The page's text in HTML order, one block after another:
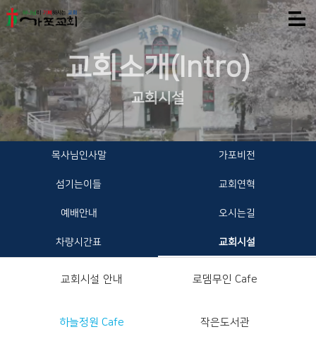
교회소개(Intro)
교회시설
목사님인사말 가포비전
섬기는이들 교회연혁
예배안내 오시는길
차량시간표 교회시설
교회시설 안내 로뎀무인 Cafe
하늘정원 Cafe 작은도서관